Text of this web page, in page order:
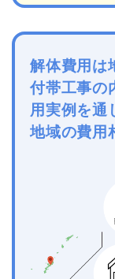
解体費用は
付帯工事の
用実例を通
地域の費用